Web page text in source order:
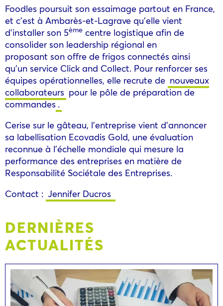
Foodles poursuit son essaimage partout en France,
et c’est à Ambarès-et-Lagrave qu’elle vient
d’installer son 5ème centre logistique afin de
consolider son leadership régional en
proposant son offre de frigos connectés ainsi
qu’un service Click and Collect. Pour renforcer ses
équipes opérationnelles, elle recrute de nouveaux
collaborateurs pour le pôle de préparation de
commandes.
Cerise sur le gâteau, l’entreprise vient d’annoncer
sa labellisation Ecovadis Gold, une évaluation
reconnue à l’échelle mondiale qui mesure la
performance des entreprises en matière de
Responsabilité Sociétale des Entreprises.
Contact : Jennifer Ducros
DERNIÈRES
ACTUALITÉS